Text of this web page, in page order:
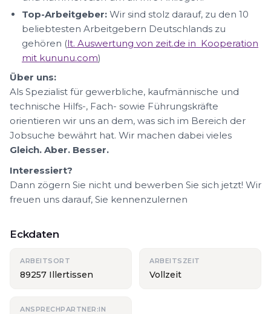
Top-Arbeitgeber: Wir sind stolz darauf, zu den 10
beliebtesten Arbeitgebern Deutschlands zu
gehören (lt. Auswertung von zeit.de in Kooperation
mit kununu.com)
Über uns:
Als Spezialist für gewerbliche, kaufmännische und
technische Hilfs-, Fach- sowie Führungskräfte
orientieren wir uns an dem, was sich im Bereich der
Jobsuche bewährt hat. Wir machen dabei vieles
Gleich. Aber. Besser.
Interessiert?
Dann zögern Sie nicht und bewerben Sie sich jetzt! Wir
freuen uns darauf, Sie kennenzulernen
Eckdaten
ARBEITSORT
89257 Illertissen
ARBEITSZEIT
Vollzeit
ANSPRECHPARTNER:IN